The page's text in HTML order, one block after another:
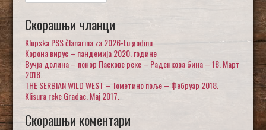
Скорашњи чланци
Klupska PSS članarina za 2026-tu godinu
Корона вирус – пандемија 2020. године
Вучја долина – понор Паскове реке – Раденкова бина – 18. Март
2018.
THE SERBIAN WILD WEST – Тометино поље – Фебруар 2018.
Klisura reke Gradac. Maj 2017.
Скорашњи коментари